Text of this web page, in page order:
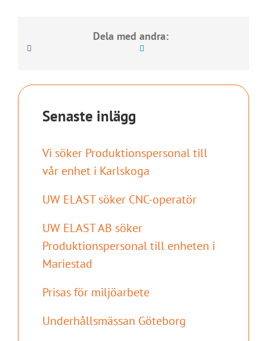
Dela med andra:
Senaste inlägg
Vi söker Produktionspersonal till
vår enhet i Karlskoga
UW ELAST söker CNC-operatör
UW ELAST AB söker
Produktionspersonal till enheten i
Mariestad
Prisas för miljöarbete
Underhållsmässan Göteborg